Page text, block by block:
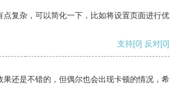
点复杂，可以简化一下，比如将设置页面进行优
支持[0] 反对[0]
果还是不错的，但偶尔也会出现卡顿的情况，希